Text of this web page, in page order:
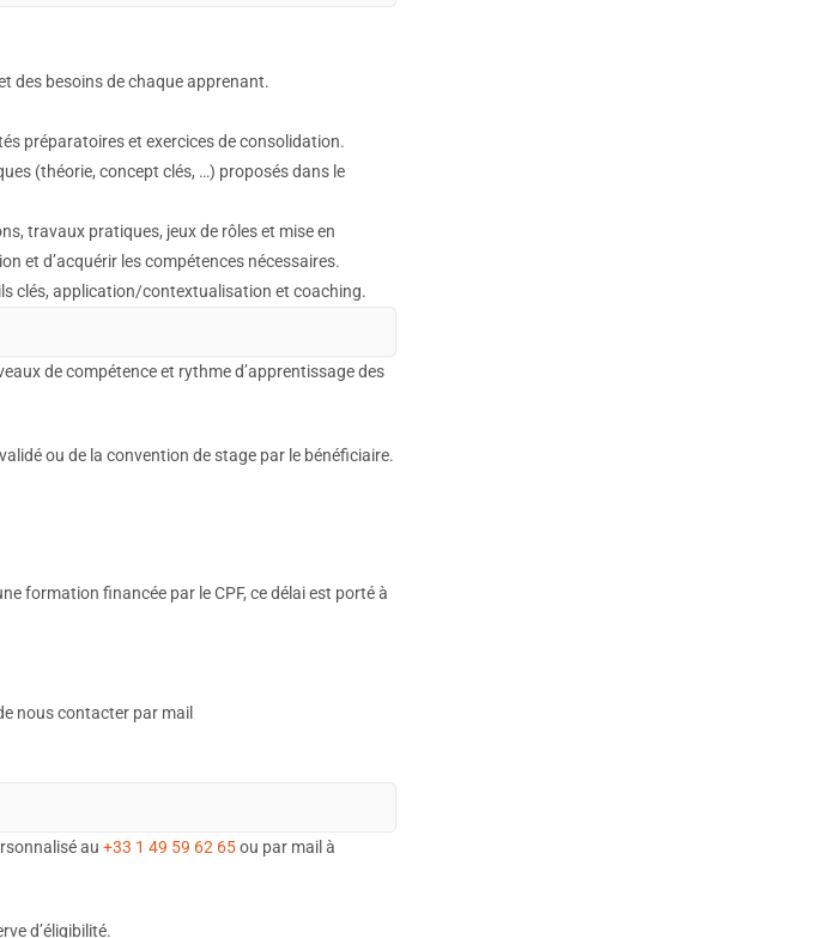
des besoins de chaque apprenant.
préparatoires et exercices de consolidation.
(théorie, concept clés, …) proposés dans le
travaux pratiques, jeux de rôles et mise en
et d’acquérir les compétences nécessaires.
clés, application/contextualisation et coaching.
de compétence et rythme d’apprentissage des
ou de la convention de stage par le bénéficiaire.
formation financée par le CPF, ce délai est porté à
nous contacter par mail
au +33 1 49 59 62 65ou par mail à
d’éligibilité.